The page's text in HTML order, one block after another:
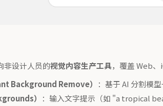
非设计人员的视觉内容生产工具，覆盖 Web、
Background Remove）
：基于 AI 分割模
）
：输入文字提示（如 "a tropical